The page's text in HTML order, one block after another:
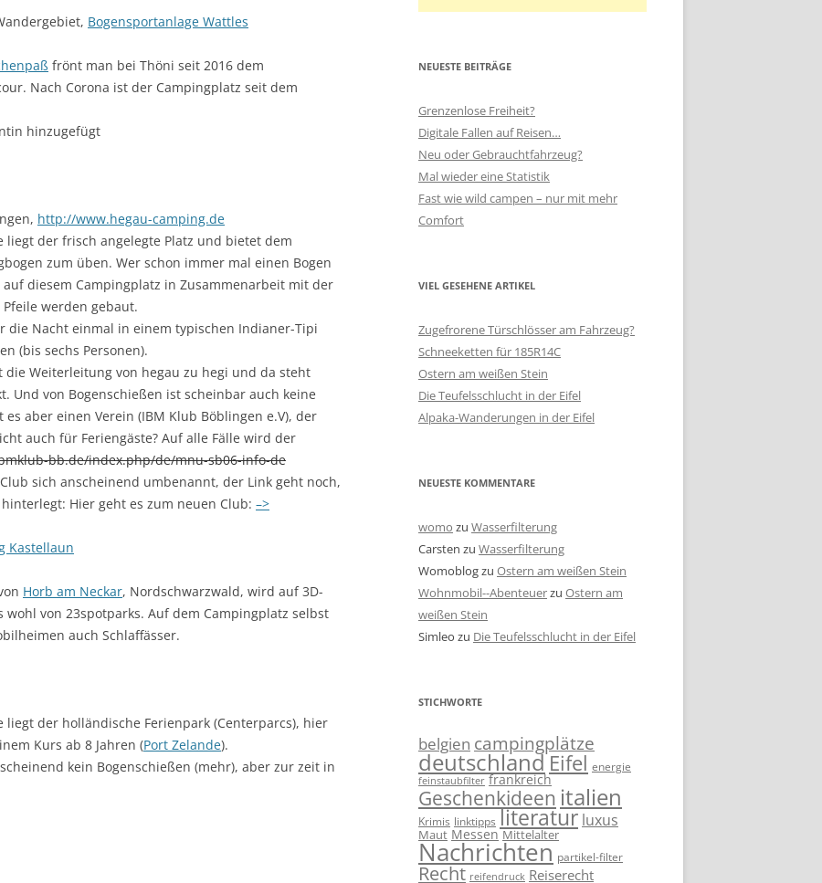
Bogensportanlage Wattles
frönt man bei Thöni seit 2016 dem
Nach Corona ist der Campingplatz seit dem
hinzugefügt
http://www.hegau-camping.de
liegt der frisch angelegte Platz und bietet dem
zum üben. Wer schon immer mal einen Bogen
diesem Campingplatz in Zusammenarbeit mit der
werden gebaut.
die Nacht einmal in einem typischen Indianer-Tipi
(bis sechs Personen).
die Weiterleitung von hegau zu hegi und da steht
Und von Bogenschießen ist scheinbar auch keine
aber einen Verein (IBM Klub Böblingen e.V), der
auch für Feriengäste? Auf alle Fälle wird der
bb.de/index.php/de/mnu-sb06-info-de
sich anscheinend umbenannt, der Link geht noch,
Hier geht es zum neuen Club: –>
Kastellaun
Horb am Neckar, Nordschwarzwald, wird auf 3D-
wohl von 23spotparks. Auf dem Campingplatz selbst
auch Schlaffässer.
liegt der holländische Ferienpark (Centerparcs), hier
Kurs ab 8 Jahren (Port Zelande).
kein Bogenschießen (mehr), aber zur zeit in
NEUESTE BEITRÄGE
Grenzenlose Freiheit?
Digitale Fallen auf Reisen…
Neu oder Gebrauchtfahrzeug?
Mal wieder eine Statistik
Fast wie wild campen – nur mit mehr
Comfort
VIEL GESEHENE ARTIKEL
Zugefrorene Türschlösser am Fahrzeug?
Schneeketten für 185R14C
Ostern am weißen Stein
Die Teufelsschlucht in der Eifel
Alpaka-Wanderungen in der Eifel
NEUESTE KOMMENTARE
womo zu Wasserfilterung
Carsten zu Wasserfilterung
Womoblogzu Ostern am weißen Stein
Wohnmobil--Abenteuerzu Ostern am
weißen Stein
Simleo zu Die Teufelsschlucht in der Eifel
STICHWORTE
belgien campingplätze
deutschland Eifel energie
feinstaubfilter frankreich
Geschenkideen italien
Krimis linktipps literatur luxus
Maut Messen Mittelalter
Nachrichten partikel-filter
Recht reifendruck Reiserecht